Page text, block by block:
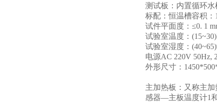
测试板：内置循环水
标配：恒温槽容积
试件平面度：≤0. 1
试验室温度：
试验室湿度：
电源AC 220V 50Hz,
外形尺寸：
主加热板：又称主
感器—主板温度计1